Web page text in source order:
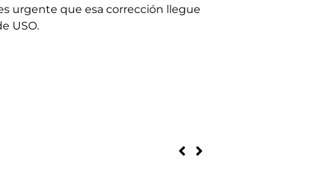
urgente que esa corrección llegue
USO.